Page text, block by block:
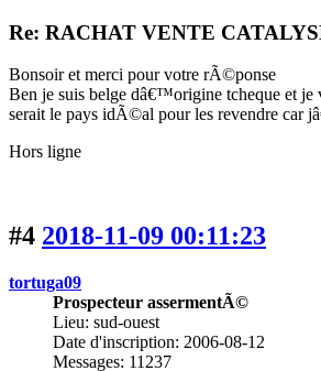
Re: RACHAT VENTE
Bonsoir et merci pour votre rÃ©ponse
Ben je suis belge dâ€™origine tcheque et
serait le pays idÃ©al pour les revendre car
Hors ligne
#4 2018-11-09 00:11:23
tortuga09
Prospecteur assermentÃ©
Lieu: sud-ouest
Date d'inscription: 2006-08-12
Messages: 11237